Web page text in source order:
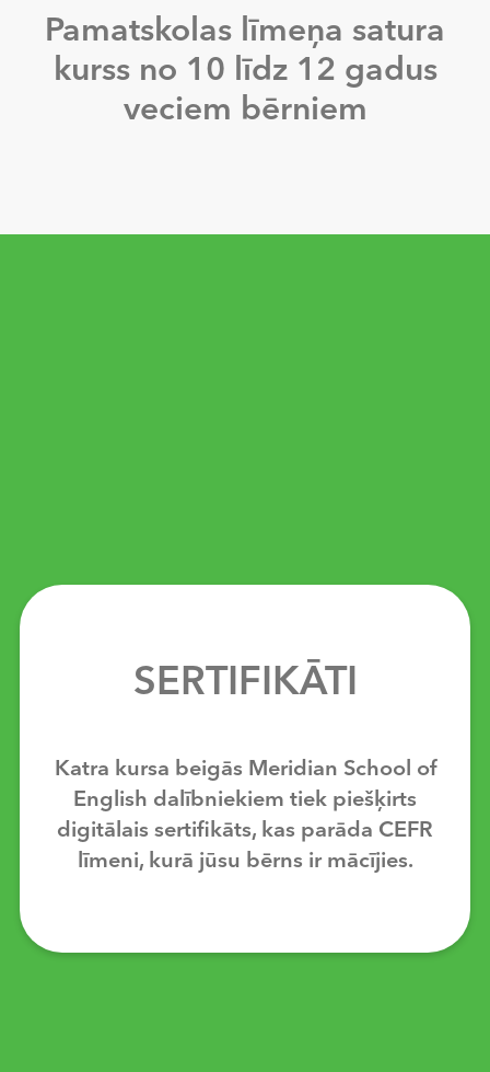
Pamatskolas līmeņa satura
kurss no 10 līdz 12 gadus
veciem bērniem
SERTIFIKĀTI
Katra kursa beigās Meridian School of
English dalībniekiem tiek piešķirts
digitālais sertifikāts, kas parāda CEFR
līmeni, kurā jūsu bērns ir mācījies.